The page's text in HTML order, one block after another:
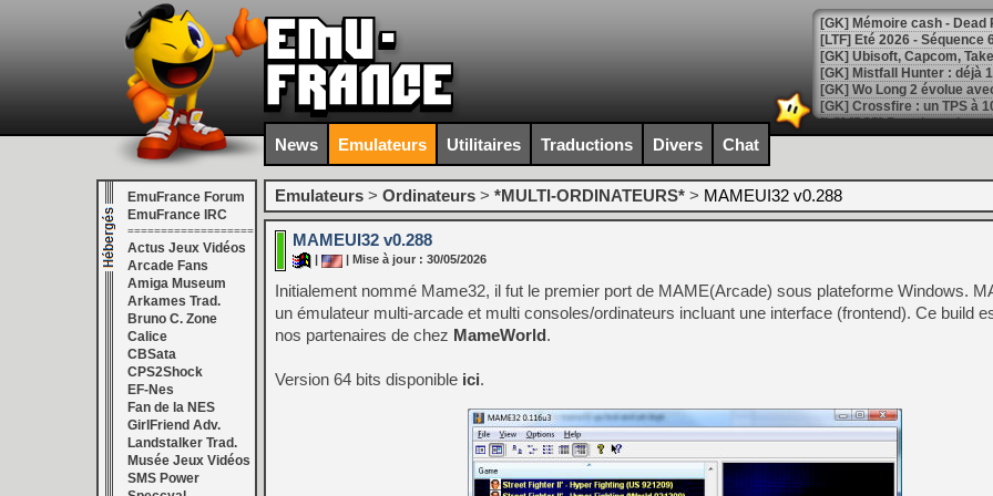
[LTF] Eté 2026 - Séquence
[GK] Mistfall Hunter : déjà
[GK] Wo Long 2 évolue
[GK] Crossfire : un TPS à
[LS] [PS5] Premiers
[Mo5] DOOM arrive en
[GK] Bethesda fête les 30
[GK] Roblox : l'action en
[GK] Agenda - GeForce
[LS] [PS5] ps5-y2jb-
[GK] Pourquoi Marvel
[GK] Test : Restory : Chill
[GK] GTA 6 : Rockstar
[GK] Hot Wheels Infinite
[GK] Mémoire cash -
News Emulateurs Utilitaires Traductions Divers Chat
EmuFrance Forum
EmuFrance IRC
===================
Actus Jeux Vidéos
Arcade Fans
Amiga Museum
Arkames Trad.
Bruno C. Zone
Calice
CBSata
CPS2Shock
EF-Nes
Fan de la NES
GirlFriend Adv.
Landstalker Trad.
Musée Jeux Vidéos
SMS Power
Emulateurs > Ordinateurs > *MULTI-ORDINATEURS* > MAMEUI32 v0.288
MAMEUI32 v0.288
| Mise à jour : 30/05/2026
Initialement nommé Mame32, il fut le premier port de MAME(Arcade) sous plateforme Windows.
un émulateur multi-arcade et multi consoles/ordinateurs incluant une interface (frontend). Ce build
nos partenaires de chez MameWorld.
Version 64 bits disponible ici.